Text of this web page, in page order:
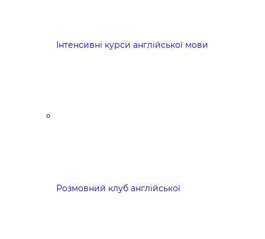
Інтенсивні курси англійської мови
Розмовний клуб англійської